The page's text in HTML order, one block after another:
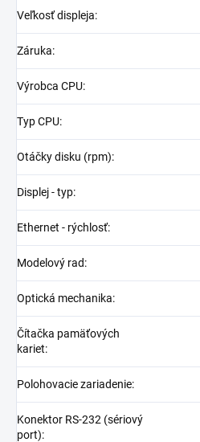
Veľkosť displeja:
Záruka:
Výrobca CPU:
Typ CPU:
Otáčky disku (rpm):
Displej - typ:
Ethernet - rýchlosť:
Modelový rad:
Optická mechanika:
Čítačka pamäťových
kariet:
Polohovacie zariadenie:
Konektor RS-232 (sériový
port):